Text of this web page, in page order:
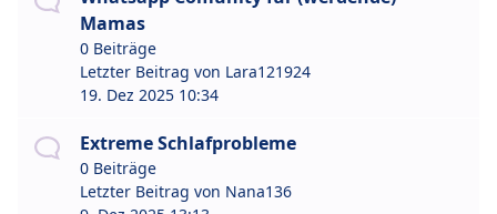
Mamas
0 Beiträge
Letzter Beitrag von Lara121924
19. Dez 2025 10:34
Extreme Schlafprobleme
0 Beiträge
Letzter Beitrag von Nana136